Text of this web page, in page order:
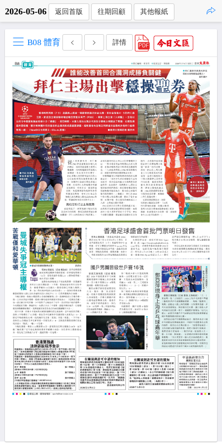
2026-05-06 返回首版 往期回顧 其他報紙
B08 體育 詳情